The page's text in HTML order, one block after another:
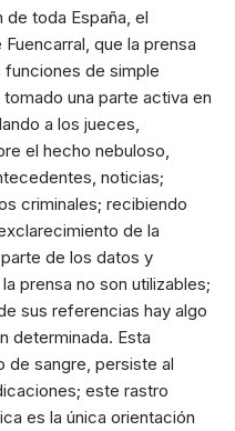
de toda España, el
que la prensa
de simple
una parte activa en
a los jueces,
el hecho nebuloso,
noticias;
criminales; recibiendo
de la
de los datos y
prensa no son utilizables;
sus referencias hay algo
determinada. Esta
de sangre, persiste al
este rastro
es la única orientación